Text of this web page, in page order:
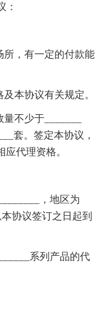
：
所，有一定的付款能
本协议有关规定。
不少于_______
套。签定本协议，
应代理资格。
，地区为
本协议签订之日起到
系列产品的代